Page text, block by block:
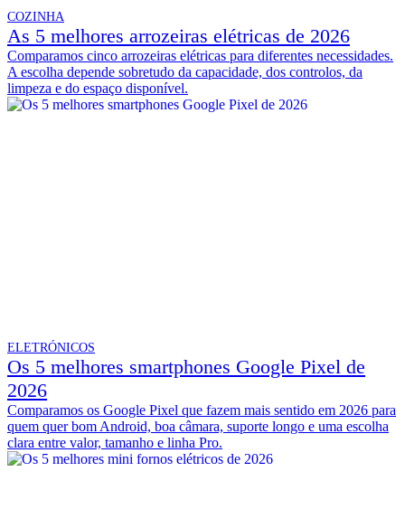
COZINHA
As 5 melhores arrozeiras elétricas de 2026
Comparamos cinco arrozeiras elétricas para diferentes necessidades.
A escolha depende sobretudo da capacidade, dos controlos, da
limpeza e do espaço disponível.
ELETRÓNICOS
Os 5 melhores smartphones Google Pixel de
2026
Comparamos os Google Pixel que fazem mais sentido em 2026 para
quem quer bom Android, boa câmara, suporte longo e uma escolha
clara entre valor, tamanho e linha Pro.